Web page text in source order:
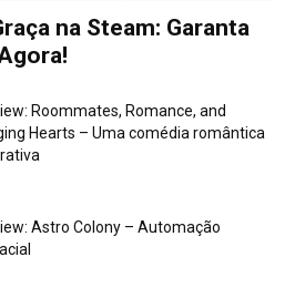
na Steam: Garanta
Roommates, Romance, and
Hearts – Uma comédia romântica
Astro Colony – Automação